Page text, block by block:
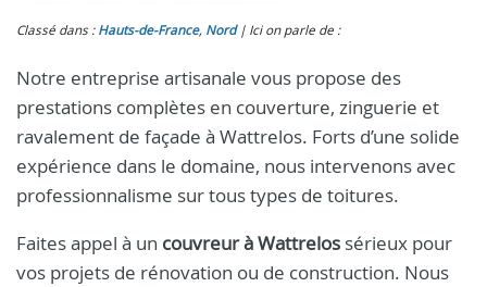
Classé dans : Hauts-de-France, Nord Ici on parle de :
Notre entreprise artisanale vous propose des
prestations complètes en couverture, zinguerie et
ravalement de façade à Wattrelos. Forts d’une solide
expérience dans le domaine, nous intervenons avec
professionnalisme sur tous types de toitures.
Faites appel à un couvreur à Wattrelos sérieux pour
vos projets de rénovation ou de construction. Nous